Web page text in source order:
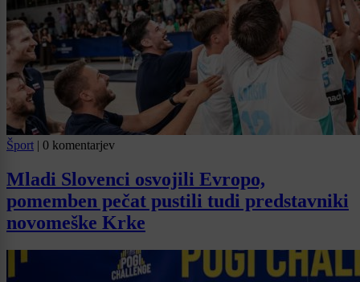
Šport 0 komentarjev
Mladi Slovenci osvojili Evropo,
pomemben pečat pustili tudi predstavniki
novomeške Krke